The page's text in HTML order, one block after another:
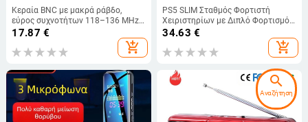
Κεραία BNC με μακρά ράβδο,
εύρος συχνοτήτων 118–136 MHz,
υψηλή ενίσχυση, ανοξείδωτο
17.87 €
add_shopping_cart
PS5 SLIM Σταθμός Φορτιστή
Χειριστηρίων με Διπλό Φορτισμό,
USB Διασύνδεση, Βάση Διάχυσης
Θερμότητας, ABS Κορμός, Ράφι
Αποθήκευσης
34.63 €
add_shopping_cart
search
Αναζήτηση